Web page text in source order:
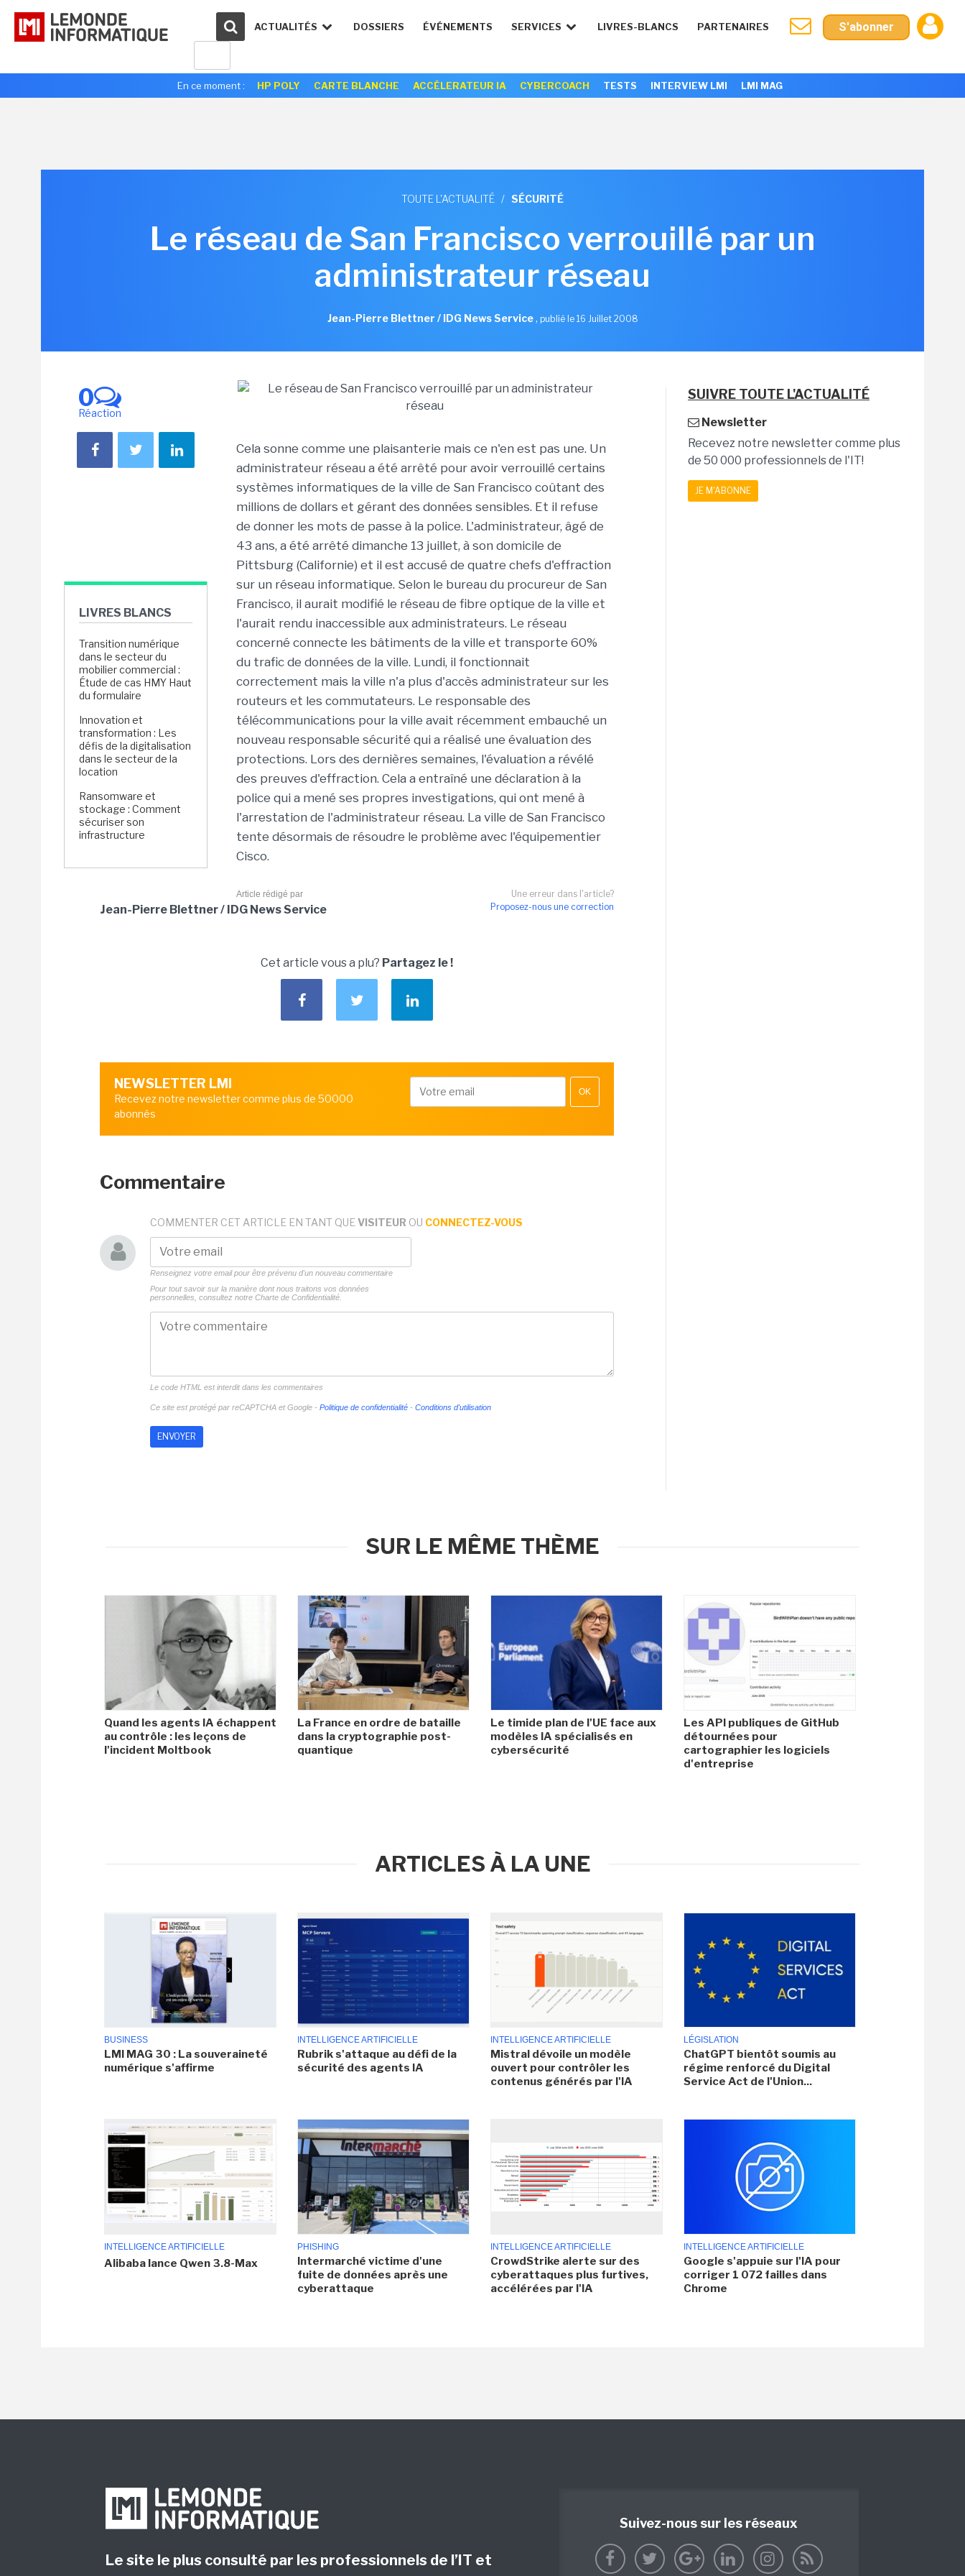
ACTUALITÉS DOSSIERS ÉVÉNEMENTS SERVICES LIVRES-BLANCS PARTENAIRES S'abonner
En ce moment : HP POLY CARTE BLANCHE ACCÉLERATEUR IA CYBERCOACH TESTS INTERVIEW LMI LMI MAG
TOUTE L'ACTUALITÉ / SÉCURITÉ
Le réseau de San Francisco verrouillé par un
administrateur réseau
Jean-Pierre Blettner / IDG News Service, publié le 16 Juillet 2008
0
Réaction
LIVRES BLANCS
Transition numérique
dans le secteur du
mobilier commercial :
Étude de cas HMY Haut
du formulaire
Innovation et
transformation : Les
défis de la digitalisation
dans le secteur de la
location
Ransomware et
stockage : Comment
sécuriser son
infrastructure
Cela sonne comme une plaisanterie mais ce n'en est pas une. Un
administrateur réseau a été arrêté pour avoir verrouillé certains
systèmes informatiques de la ville de San Francisco coûtant des
millions de dollars et gérant des données sensibles. Et il refuse
de donner les mots de passe à la police. L'administrateur, âgé de
43 ans, a été arrêté dimanche 13 juillet, à son domicile de
Pittsburg (Californie) et il est accusé de quatre chefs d'effraction
sur un réseau informatique. Selon le bureau du procureur de San
Francisco, il aurait modifié le réseau de fibre optique de la ville et
l'aurait rendu inaccessible aux administrateurs. Le réseau
concerné connecte les bâtiments de la ville et transporte 60%
du trafic de données de la ville. Lundi, il fonctionnait
correctement mais la ville n'a plus d'accès administrateur sur les
routeurs et les commutateurs. Le responsable des
télécommunications pour la ville avait récemment embauché un
nouveau responsable sécurité qui a réalisé une évaluation des
protections. Lors des dernières semaines, l'évaluation a révélé
des preuves d'effraction. Cela a entraîné une déclaration à la
police qui a mené ses propres investigations, qui ont mené à
l'arrestation de l'administrateur réseau. La ville de San Francisco
tente désormais de résoudre le problème avec l'équipementier
Cisco.
Une erreur dans l'article?
Proposez-nous une correction
Article rédigé par
Jean-Pierre Blettner / IDG News Service
Cet article vous a plu? Partagez le !
NEWSLETTER LMI
Recevez notre newsletter comme plus de 50000
abonnés
OK
Commentaire
COMMENTER CET ARTICLE EN TANT QUE VISITEUR OU CONNECTEZ-VOUS
Renseignez votre email pour être prévenu d'un nouveau commentaire
Pour tout savoir sur la manière dont nous traitons vos données
personnelles, consultez notre Charte de Confidentialité.
Le code HTML est interdit dans les commentaires
Ce site est protégé par reCAPTCHA et Google - Politique de confidentialité - Conditions d'utilisation
SUIVRE TOUTE L'ACTUALITÉ
Newsletter
Recevez notre newsletter comme plus
de 50 000 professionnels de l'IT!
JE M'ABONNE
SUR LE MÊME THÈME
Quand les agents IA échappent
au contrôle : les leçons de
l'incident Moltbook
La France en ordre de bataille
dans la cryptographie post-
quantique
Le timide plan de l'UE face aux
modèles IA spécialisés en
cybersécurité
Les API publiques de GitHub
détournées pour
cartographier les logiciels
d'entreprise
ARTICLES À LA UNE
BUSINESS
LMI MAG 30 : La souveraineté
numérique s'affirme
INTELLIGENCE ARTIFICIELLE
Rubrik s'attaque au défi de la
sécurité des agents IA
INTELLIGENCE ARTIFICIELLE
Mistral dévoile un modèle
ouvert pour contrôler les
contenus générés par l'IA
LÉGISLATION
ChatGPT bientôt soumis au
régime renforcé du Digital
Service Act de l'Union...
INTELLIGENCE ARTIFICIELLE
Alibaba lance Qwen 3.8-Max
PHISHING
Intermarché victime d'une
fuite de données après une
cyberattaque
INTELLIGENCE ARTIFICIELLE
CrowdStrike alerte sur des
cyberattaques plus furtives,
accélérées par l'IA
INTELLIGENCE ARTIFICIELLE
Google s'appuie sur l'IA pour
corriger 1 072 failles dans
Chrome
Le site le plus consulté par les professionnels de l’IT et
Suivez-nous sur les réseaux